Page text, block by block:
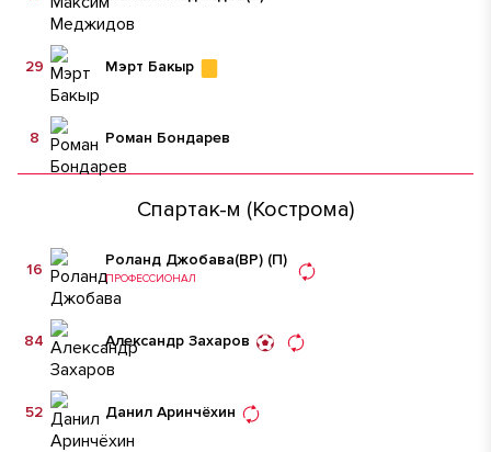
Мэрт Бакыр
29
Роман Бондарев
8
Спартак-м (Кострома)
Роланд Джобава(ВР) (П)
ПРОФЕССИОНАЛ
16
Александр Захаров
84
Данил Аринчёхин
52